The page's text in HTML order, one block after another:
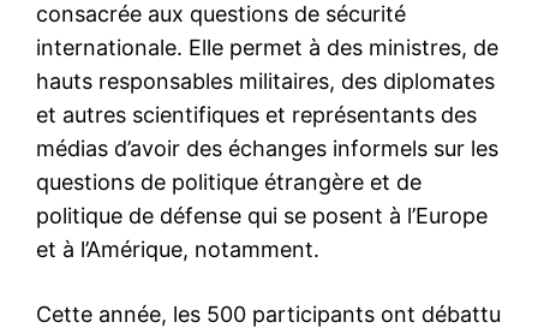
consacrée aux questions de sécurité
internationale. Elle permet à des ministres, de
hauts responsables militaires, des diplomates
et autres scientifiques et représentants des
médias d’avoir des échanges informels sur les
questions de politique étrangère et de
politique de défense qui se posent à l’Europe
et à l’Amérique, notamment.
Cette année, les 500 participants ont débattu